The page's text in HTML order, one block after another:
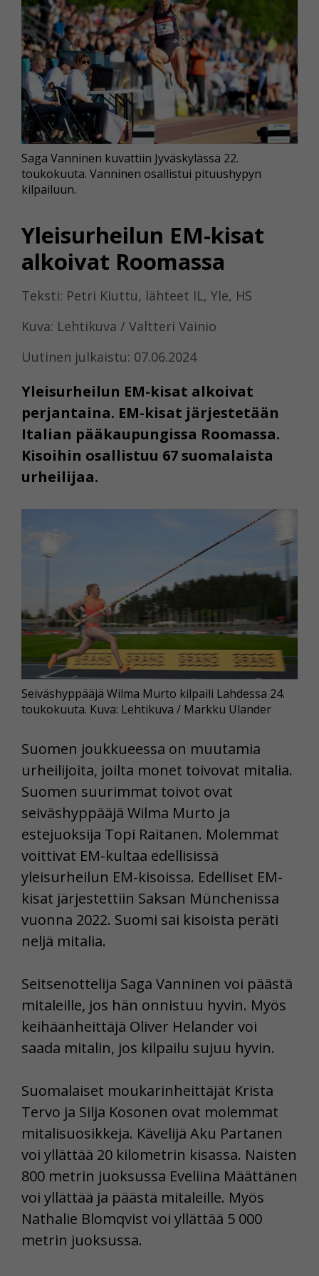
Yleisurheilun EM-kisat
alkoivat Roomassa
Teksti: Petri Kiuttu, lähteet IL, Yle, HS
Kuva: Lehtikuva / Valtteri Vainio
Uutinen julkaistu: 07.06.2024
Yleisurheilun EM-kisat alkoivat
perjantaina. EM-kisat järjestetään
Italian pääkaupungissa Roomassa.
Kisoihin osallistuu 67 suomalaista
urheilijaa.
Saga Vanninen kuvattiin Jyväskylässä 22.
toukokuuta. Vanninen osallistui pituushypyn
kilpailuun.
Seiväshyppääjä Wilma Murto kilpaili Lahdessa 24.
toukokuuta. Kuva: Lehtikuva / Markku Ulander
Suomen joukkueessa on muutamia
urheilijoita, joilta monet toivovat mitalia.
Suomen suurimmat toivot ovat
seiväshyppääjä Wilma Murto ja
estejuoksija Topi Raitanen. Molemmat
voittivat EM-kultaa edellisissä
yleisurheilun EM-kisoissa. Edelliset EM-
kisat järjestettiin Saksan Münchenissa
vuonna 2022. Suomi sai kisoista peräti
neljä mitalia.
Seitsenottelija Saga Vanninen voi päästä
mitaleille, jos hän onnistuu hyvin. Myös
keihäänheittäjä Oliver Helander voi
saada mitalin, jos kilpailu sujuu hyvin.
Suomalaiset moukarinheittäjät Krista
Tervo ja Silja Kosonen ovat molemmat
mitalisuosikkeja. Kävelijä Aku Partanen
voi yllättää 20 kilometrin kisassa. Naisten
800 metrin juoksussa Eveliina Määttänen
voi yllättää ja päästä mitaleille. Myös
Nathalie Blomqvist voi yllättää 5 000
metrin juoksussa.